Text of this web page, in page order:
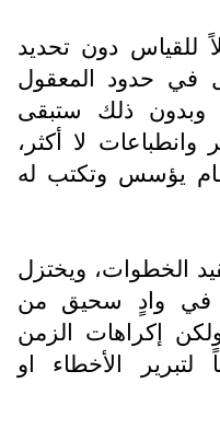
للقياس دون تحديد
في حدود المعقول
وبدون ذلك ستبقى
لا أكثر،
يؤسس وتكتب له
الخطوات، ويختزل
في وادٍ سحيق من
إكراهات الزمن
الأخطاء او